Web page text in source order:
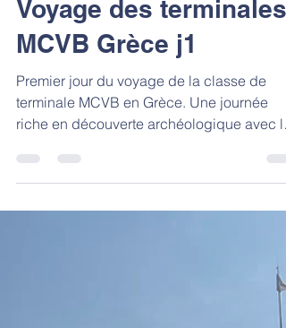
Sainte Anne Saint Joseph
1 juil. 2025
1 min de lecture
Voyage des terminales
MCVB Grèce j1
Premier jour du voyage de la classe de